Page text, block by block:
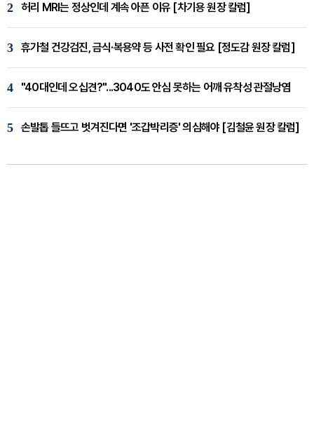
2 허리 MRI는 정상인데 계속 아픈 이유 [차기용 원장 칼럼]
3 휴가철 건강검진, 금식·복용약 등 사전 확인 필요 [정도감 원장 칼럼]
4 "40대인데 오십견?"...3040도 안심 못하는 어깨 유착성 관절낭염
5 손발톱 들뜨고 벗겨진다면 '조갑박리증' 의심해야 [김철윤 원장 칼럼]